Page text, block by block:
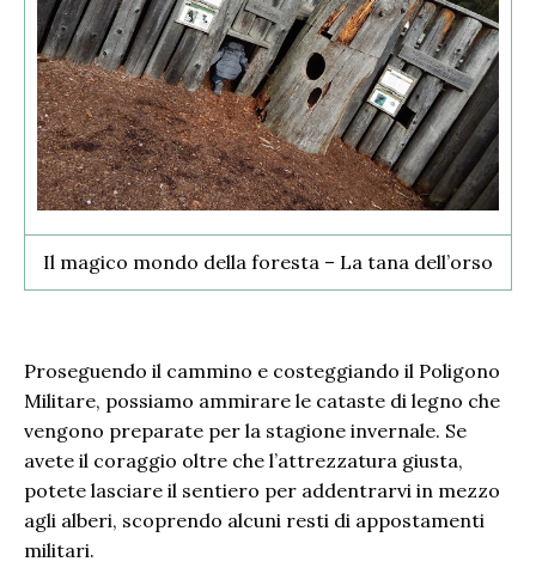
Il magico mondo della foresta – La tana dell’orso
Proseguendo il cammino e costeggiando il Poligono
Militare, possiamo ammirare le cataste di legno che
vengono preparate per la stagione invernale. Se
avete il coraggio oltre che l’attrezzatura giusta,
potete lasciare il sentiero per addentrarvi in mezzo
agli alberi, scoprendo alcuni resti di appostamenti
militari.